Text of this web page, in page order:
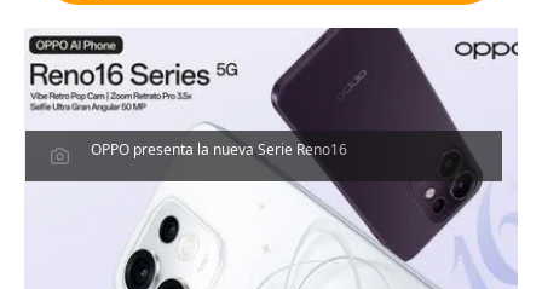
OPPO presenta la nueva Serie Reno16